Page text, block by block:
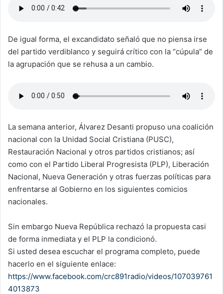
De igual forma, el excandidato señaló que no piensa irse
del partido verdiblanco y seguirá crítico con la “cúpula” de
la agrupación que se rehusa a un cambio.
La semana anterior, Álvarez Desanti propuso una coalición
nacional con la Unidad Social Cristiana (PUSC),
Restauración Nacional y otros partidos cristianos; así
como con el Partido Liberal Progresista (PLP), Liberación
Nacional, Nueva Generación y otras fuerzas políticas para
enfrentarse al Gobierno en los siguientes comicios
nacionales.
Sin embargo Nueva República rechazó la propuesta casi
de forma inmediata y el PLP la condicionó.
Si usted desea escuchar el programa completo, puede
hacerlo en el siguiente enlace:
https://www.facebook.com/crc891radio/videos/107039761
4013873